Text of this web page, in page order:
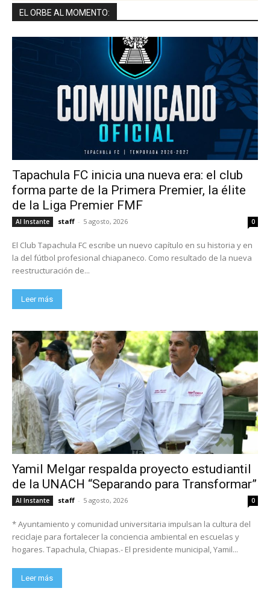
EL ORBE AL MOMENTO:
Tapachula FC inicia una nueva era: el club
forma parte de la Primera Premier, la élite
de la Liga Premier FMF
Al Instante staff - 5 agosto, 2026 0
El Club Tapachula FC escribe un nuevo capítulo en su historia y en
la del fútbol profesional chiapaneco. Como resultado de la nueva
reestructuración de...
Leer más
Yamil Melgar respalda proyecto estudiantil
de la UNACH “Separando para Transformar”
Al Instante staff - 5 agosto, 2026 0
* Ayuntamiento y comunidad universitaria impulsan la cultura del
reciclaje para fortalecer la conciencia ambiental en escuelas y
hogares. Tapachula, Chiapas.- El presidente municipal, Yamil...
Leer más